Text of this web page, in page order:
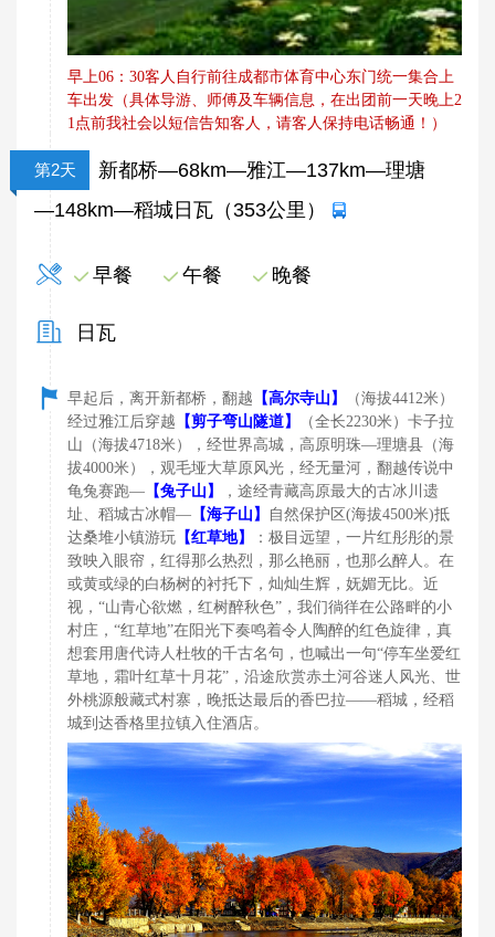
早上06：30客人自行前往成都市体育中心东门统一集合上
车出发（具体导游、师傅及车辆信息，在出团前一天晚上2
1点前我社会以短信告知客人，请客人保持电话畅通！）
第2天
新都桥—68km—雅江—137km—理塘
—148km—稻城日瓦（353公里）
早餐 午餐 晚餐
日瓦
早起后，离开新都桥，翻越 【高尔寺山】
（海拔4412米）
经过雅江后穿越 【剪子弯山隧道】
（全长2230米）卡子拉
山（海拔4718米），经世界高城，高原明珠—理塘县（海
拔4000米），观毛垭大草原风光，经无量河，翻越传说中
龟兔赛跑— 【兔子山】
，途经青藏高原最大的古冰川遗
址、稻城古冰帽— 【海子山】
自然保护区(海拔4500米)抵
达桑堆小镇游玩 【红草地】
：极目远望，一片红彤彤的景
致映入眼帘，红得那么热烈，那么艳丽，也那么醉人。在
或黄或绿的白杨树的衬托下，灿灿生辉，妩媚无比。近
视，“山青心欲燃，红树醉秋色”，我们徜徉在公路畔的小
村庄，“红草地”在阳光下奏鸣着令人陶醉的红色旋律，真
想套用唐代诗人杜牧的千古名句，也喊出一句“停车坐爱红
草地，霜叶红草十月花”，沿途欣赏赤土河谷迷人风光、世
外桃源般藏式村寨，晚抵达最后的香巴拉——稻城，经稻
城到达香格里拉镇入住酒店。